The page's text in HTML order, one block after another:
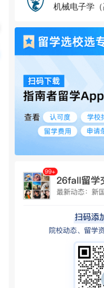
机械电子学